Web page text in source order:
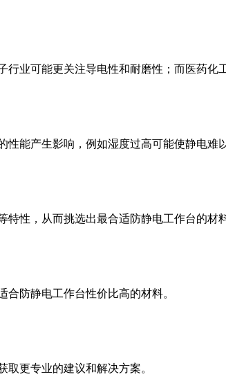
业可能更关注导电性和耐磨性；而医药化
能产生影响，例如湿度过高可能使静电难
性，从而挑选出最合适防静电工作台的材料
防静电工作台性价比高的材料。
更专业的建议和解决方案。